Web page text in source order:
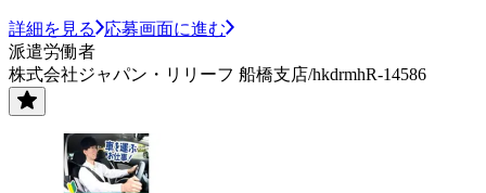
詳細を見る
応募画面に進む
派遣労働者
株式会社ジャパン・リリーフ 船橋支店/hkdrmhR-14586